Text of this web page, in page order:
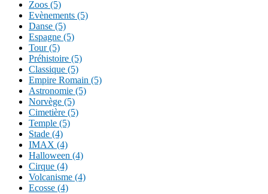
Zoos (5)
Evènements (5)
Danse (5)
Espagne (5)
Tour (5)
Préhistoire (5)
Classique (5)
Empire Romain (5)
Astronomie (5)
Norvège (5)
Cimetière (5)
Temple (5)
Stade (4)
IMAX (4)
Halloween (4)
Cirque (4)
Volcanisme (4)
Ecosse (4)